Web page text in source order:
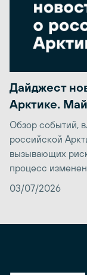
Дайджест
Арктике.
Обзор событий,
российской
вызывающих
процесс
03/07/2026